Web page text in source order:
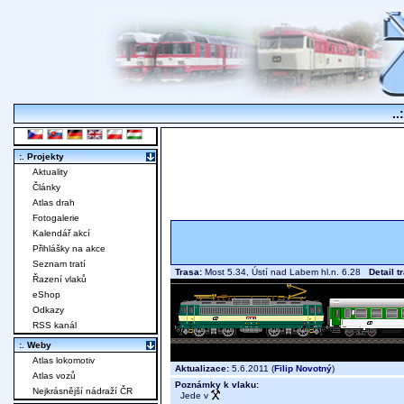
Trasa: Most 5.34, Ústí nad Labem hl.n. 6.28 Detail
Aktualizace: 5.6.2011 (Filip Novotný)
Poznámky k vlaku:
Jede v
:. Projekty
Aktuality
Články
Atlas drah
Fotogalerie
Kalendář akcí
Přihlášky na akce
Seznam tratí
Řazení vlaků
eShop
Odkazy
RSS kanál
:. Weby
Atlas lokomotiv
Atlas vozů
Nejkrásnější nádraží ČR